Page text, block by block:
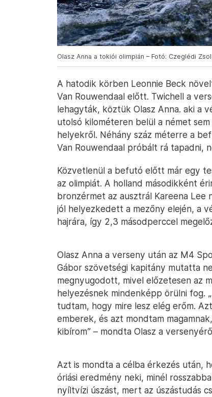
Olasz Anna a tokiói olimpián – Fotó: Czeglédi
A hatodik körben Leonnie Beck
Van Rouwendaal előtt. Twichell a
lehagyták, köztük Olasz Anna. aki a
utolsó kilométeren belül a német
helyekről. Néhány száz méterre a
Van Rouwendaal próbált rá tapadni,
Közvetlenül a befutó előtt már egy
az olimpiát. A holland másodikként
bronzérmet az ausztrál Kareena Lee
jól helyezkedett a mezőny elején, a
hajrára, így 2,3 másodperccel
Olasz Anna a verseny után az M4
Gábor szövetségi kapitány mutatta
megnyugodott, mivel előzetesen az
helyezésnek mindenképp örülni fog.
tudtam, hogy mire lesz elég erőm.
emberek, és azt mondtam
kibírom” – mondta Olasz a
Azt is mondta a célba érkezés után,
óriási eredmény neki, minél
nyíltvízi úszást, mert az úszástudás